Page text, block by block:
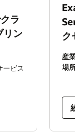
ラ
リン
ービス
ク
産
場